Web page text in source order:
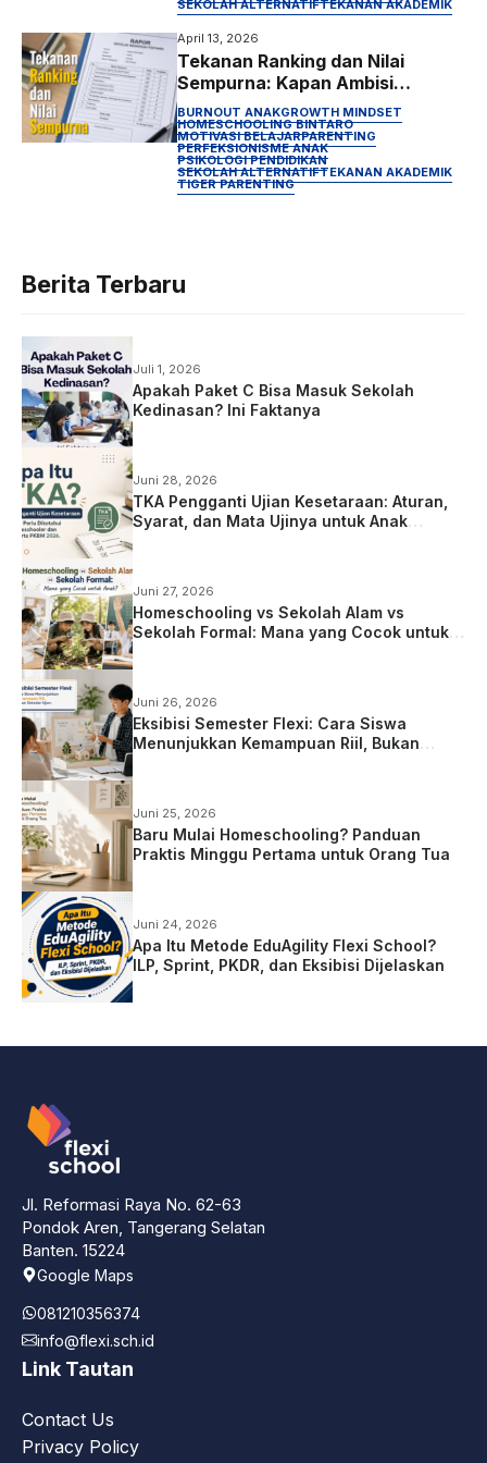
SEKOLAH ALTERNATIFTEKANAN AKADEMIK
April 13, 2026
Tekanan Ranking dan Nilai
Sempurna: Kapan Ambisi
Akademik Orang Tua Justru
Merusak Anak?
BURNOUT ANAKGROWTH MINDSET
HOMESCHOOLING BINTARO
MOTIVASI BELAJARPARENTING
PERFEKSIONISME ANAK
PSIKOLOGI PENDIDIKAN
SEKOLAH ALTERNATIFTEKANAN AKADEMIK
TIGER PARENTING
Berita Terbaru
Juli 1, 2026
Apakah Paket C Bisa Masuk Sekolah
Kedinasan? Ini Faktanya
Juni 28, 2026
TKA Pengganti Ujian Kesetaraan: Aturan,
Syarat, dan Mata Ujinya untuk Anak
Juni 27, 2026
Homeschooling vs Sekolah Alam vs
Sekolah Formal: Mana yang Cocok untuk
Juni 26, 2026
Eksibisi Semester Flexi: Cara Siswa
Menunjukkan Kemampuan Riil, Bukan
Juni 25, 2026
Baru Mulai Homeschooling? Panduan
Praktis Minggu Pertama untuk Orang Tua
Juni 24, 2026
Apa Itu Metode EduAgility Flexi School?
ILP, Sprint, PKDR, dan Eksibisi Dijelaskan
Jl. Reformasi Raya No. 62-63
Pondok Aren, Tangerang Selatan
Banten. 15224
Google Maps
081210356374
info@flexi.sch.id
Link Tautan
Contact Us
Privacy Policy